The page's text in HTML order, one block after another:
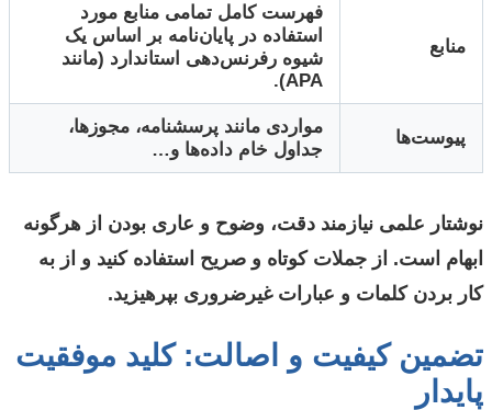
منابع
فهرست کامل تمامی منابع مورد
استفاده در پایان‌نامه بر اساس یک
شیوه رفرنس‌دهی استاندارد (مانند
APA).
پیوست‌ها
مواردی مانند پرسشنامه، مجوزها،
جداول خام داده‌ها و…
نوشتار علمی نیازمند دقت، وضوح و عاری بودن از هرگونه
ابهام است. از جملات کوتاه و صریح استفاده کنید و از به
کار بردن کلمات و عبارات غیرضروری بپرهیزید.
تضمین کیفیت و اصالت: کلید موفقیت
پایدار